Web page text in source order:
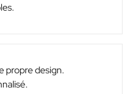
propre design.